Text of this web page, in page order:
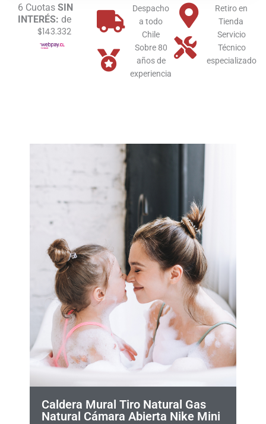
Immergas
cantidad
6 Cuotas SIN
INTERÉS: de
$143.332
Despacho
a todo
Chile
Sobre 80
años de
experiencia
Retiro en
Tienda
Servicio
Técnico
especializado
Caldera Mural Tiro Natural Gas
Natural Cámara Abierta Nike Mini